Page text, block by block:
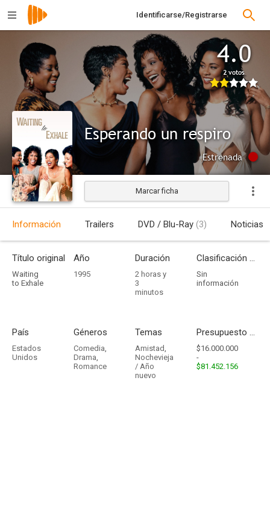
Identificarse/Registrarse
4.0
2 votos
Esperando un respiro
Estrenada
Marcar ficha
Información Trailers DVD / Blu-Ray (3) Noticias
Título original
Waiting
to Exhale
Año
1995
Duración
2 horas y
3
minutos
Clasificación por edades
Sin
información
País
Estados
Unidos
Géneros
Comedia,
Drama,
Romance
Temas
Amistad,
Nochevieja
/ Año
nuevo
Presupuesto - Ingresos
$16.000.000
-
$81.452.156